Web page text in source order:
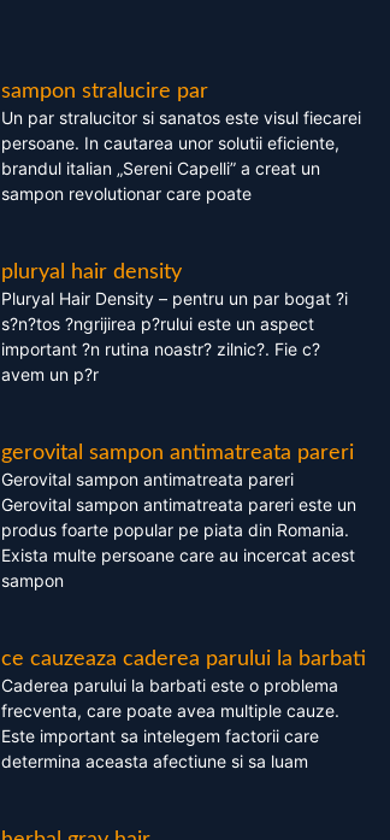
sampon stralucire par
Un par stralucitor si sanatos este visul fiecarei
persoane. In cautarea unor solutii eficiente,
brandul italian „Sereni Capelli” a creat un
sampon revolutionar care poate
pluryal hair density
Pluryal Hair Density – pentru un par bogat ?i
s?n?tos ?ngrijirea p?rului este un aspect
important ?n rutina noastr? zilnic?. Fie c?
avem un p?r
gerovital sampon antimatreata pareri
Gerovital sampon antimatreata pareri
Gerovital sampon antimatreata pareri este un
produs foarte popular pe piata din Romania.
Exista multe persoane care au incercat acest
sampon
ce cauzeaza caderea parului la barbati
Caderea parului la barbati este o problema
frecventa, care poate avea multiple cauze.
Este important sa intelegem factorii care
determina aceasta afectiune si sa luam